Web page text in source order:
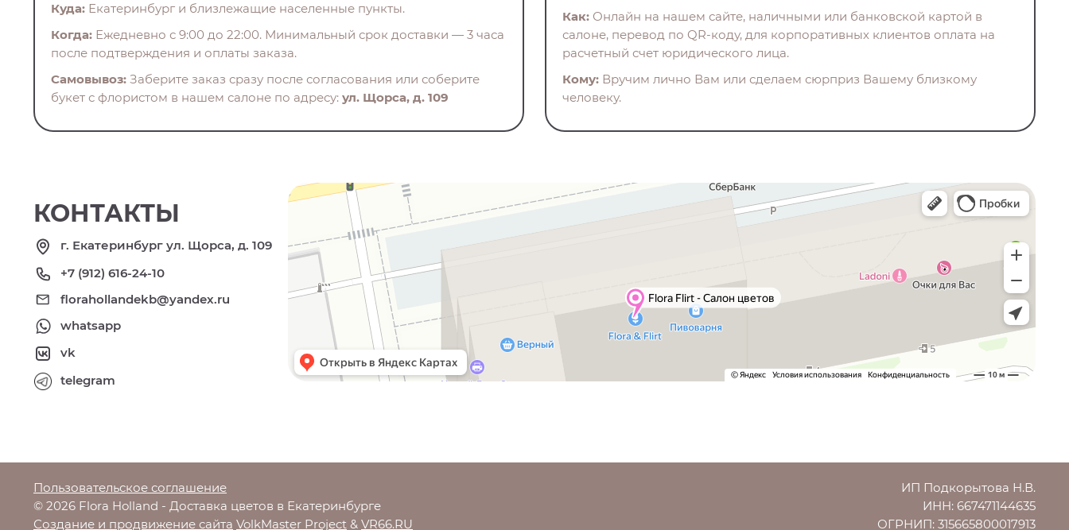
Куда: Екатеринбург и близлежащие населенные пункты.
Когда: Ежедневно с 9:00 до 22:00. Минимальный срок доставки — 3 часа
после подтверждения и оплаты заказа.
Самовывоз: Заберите заказ сразу после согласования или соберите
букет с флористом в нашем салоне по адресу: ул. Щорса, д. 109
Как:Онлайн на нашем сайте, наличными или банковской картой в
салоне, перевод по QR-коду, для корпоративных клиентов оплата на
расчетный счет юридического лица.
Кому:Вручим лично Вам или сделаем сюрприз Вашему близкому
человеку.
КОНТАКТЫ
г. Екатеринбург ул. Щорса, д. 109
+7 (912) 616-24-10
florahollandekb@yandex.ru
whatsapp
vk
telegram
Пользовательское соглашение
© 2026 Flora Holland - Доставка цветов в Екатеринбурге
Создание и продвижение сайта VolkMaster Project & VR66.RU
ИП Подкорытова Н.В.
ИНН: 667471144635
ОГРНИП: 315665800017913